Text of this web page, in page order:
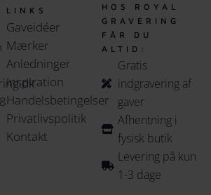
LINKS
Gaveidéer
Mærker
Anledninger
Inspiration
Handelsbetingelser
Privatlivspolitik
Kontakt
HOS ROYAL
GRAVERING
FÅR DU
ALTID:
Gratis
indgravering af
gaver
Afhentning i
fysisk butik
Levering på kun
1-3 dage